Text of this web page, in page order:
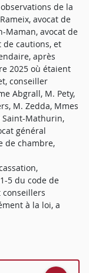
de la
avocat de
Maman, avocat de
de cautions, et
après
2025 où étaient
conseiller
Abgrall, M. Pety,
M. Zedda, Mmes
Saint-Mathurin,
général
de chambre,
5 du code de
à la loi, a